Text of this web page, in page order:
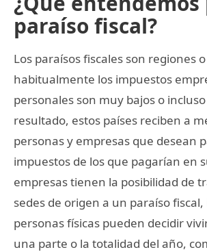
paraíso fiscal?
Los paraísos fiscales son regiones
habitualmente los impuestos
personales son muy bajos o
resultado, estos países reciben a
personas y empresas que desean
impuestos de los que pagarían en
empresas tienen la posibilidad de
sedes de origen a un paraíso fiscal,
personas físicas pueden decidir
una parte o la totalidad del año,